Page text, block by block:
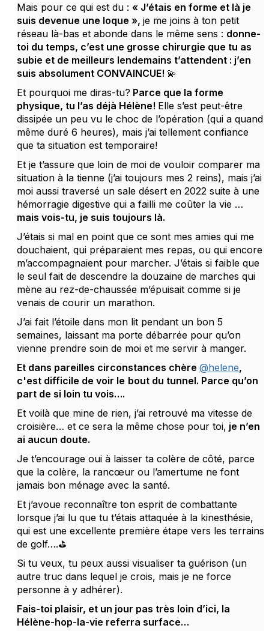
Mais pour ce qui est du : « J’étais en forme et là je
suis devenue une loque », je me joins à ton petit
réseau là-bas et abonde dans le même sens : donne-
toi du temps, c’est une grosse chirurgie que tu as
subie et de meilleurs lendemains t’attendent : j’en
suis absolument CONVAINCUE! 💫
Et pourquoi me diras-tu? Parce que la forme
physique, tu l’as déjà Hélène! Elle s’est peut-être
dissipée un peu vu le choc de l’opération (qui a quand
même duré 6 heures), mais j’ai tellement confiance
que ta situation est temporaire!
Et je t’assure que loin de moi de vouloir comparer ma
situation à la tienne (j’ai toujours mes 2 reins), mais j’ai
moi aussi traversé un sale désert en 2022 suite à une
hémorragie digestive qui a failli me coûter la vie …
mais vois-tu, je suis toujours là.
J’étais si mal en point que ce sont mes amies qui me
douchaient, qui préparaient mes repas, ou qui encore
m’accompagnaient pour marcher. J’étais si faible que
le seul fait de descendre la douzaine de marches qui
mène au rez-de-chaussée m’épuisait comme si je
venais de courir un marathon.
J’ai fait l’étoile dans mon lit pendant un bon 5
semaines, laissant ma porte débarrée pour qu’on
vienne prendre soin de moi et me servir à manger.
Et dans pareilles circonstances chère @helene,
c'est difficile de voir le bout du tunnel. Parce qu’on
part de si loin tu vois….
Et voilà que mine de rien, j’ai retrouvé ma vitesse de
croisière… et ce sera la même chose pour toi, je n’en
ai aucun doute.
Je t’encourage oui à laisser ta colère de côté, parce
que la colère, la rancœur ou l’amertume ne font
jamais bon ménage avec la santé.
Et j’avoue reconnaître ton esprit de combattante
lorsque j’ai lu que tu t’étais attaquée à la kinesthésie,
qui est une excellente première étape vers les terrains
de golf….⛳️
Si tu veux, tu peux aussi visualiser ta guérison (un
autre truc dans lequel je crois, mais je ne force
personne à y adhérer).
Fais-toi plaisir, et un jour pas très loin d’ici, la
Hélène-hop-la-vie referra surface…